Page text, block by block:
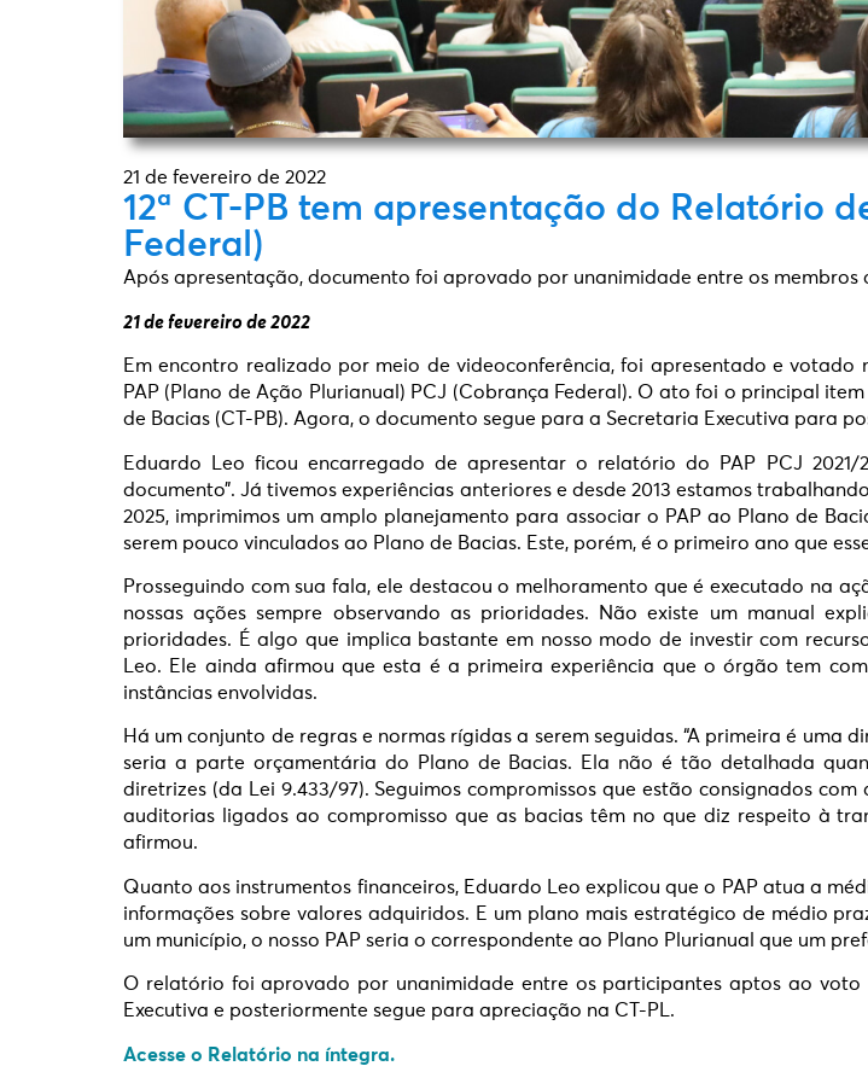
21 de fevereiro de 2022
12ª CT-PB tem apresentação do Relatório
Federal)
Após apresentação, documento foi aprovado por unanimidade entre os membros
21 de fevereiro de 2022
Em encontro realizado por meio de videoconferência, foi apresentado e votado
PAP (Plano de Ação Plurianual) PCJ (Cobrança Federal). O ato foi o principal
de Bacias (CT-PB). Agora, o documento segue para a Secretaria Executiva para
Eduardo Leo ficou encarregado de apresentar o relatório do PAP PCJ
documento”. Já tivemos experiências anteriores e desde 2013 estamos
2025, imprimimos um amplo planejamento para associar o PAP ao Plano de
serem pouco vinculados ao Plano de Bacias. Este, porém, é o primeiro ano que
Prosseguindo com sua fala, ele destacou o melhoramento que é executado na
nossas ações sempre observando as prioridades. Não existe um manual
prioridades. É algo que implica bastante em nosso modo de investir com
Leo. Ele ainda afirmou que esta é a primeira experiência que o órgão tem
instâncias envolvidas.
Há um conjunto de regras e normas rígidas a serem seguidas. “A primeira é uma
seria a parte orçamentária do Plano de Bacias. Ela não é tão detalhada
diretrizes (da Lei 9.433/97). Seguimos compromissos que estão consignados
auditorias ligados ao compromisso que as bacias têm no que diz respeito à
afirmou.
Quanto aos instrumentos financeiros, Eduardo Leo explicou que o PAP atua a
informações sobre valores adquiridos. E um plano mais estratégico de médio
um município, o nosso PAP seria o correspondente ao Plano Plurianual que um
O relatório foi aprovado por unanimidade entre os participantes aptos ao
Executiva e posteriormente segue para apreciação na CT-PL.
Acesse o Relatório na íntegra.